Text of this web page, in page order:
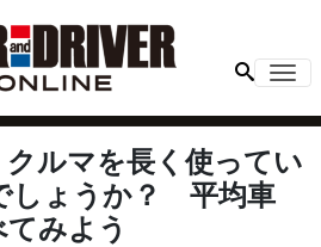
クルマを長く使ってい
しょうか？ 平均車
みよう